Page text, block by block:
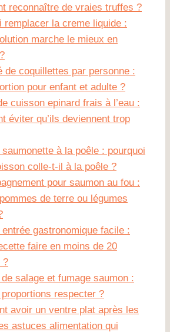
reconnaître de vraies truffes ?
remplacer la creme liquide :
marche le mieux en
de coquillettes par personne :
pour enfant et adulte ?
cuisson epinard frais à l’eau :
éviter qu’ils deviennent trop
à la poêle : pourquoi
colle-t-il à la poêle ?
pour saumon au fou :
de terre ou légumes
gastronomique facile :
faire en moins de 20
?
de salage et fumage saumon :
respecter ?
avoir un ventre plat après les
astuces alimentation qui